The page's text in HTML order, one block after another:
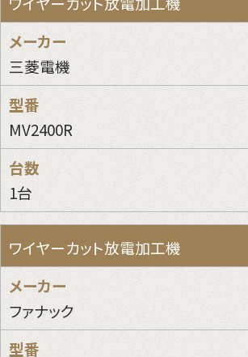
三菱電機
MV2400R
1台
ワイヤーカット放電加工機
ファナック